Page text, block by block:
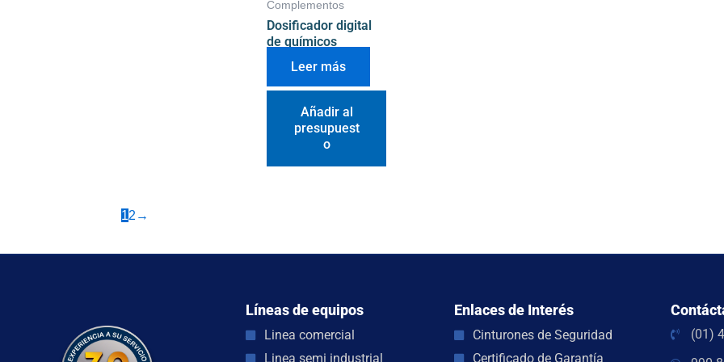
Complementos
Dosificador digital
de químicos
Leer más
Añadir al
presupuest
o
12 →
Líneas de equipos
Linea comercial
Linea semi industrial
Enlaces de Interés
Cinturones de Seguridad
Certificado de Garantía
(01)